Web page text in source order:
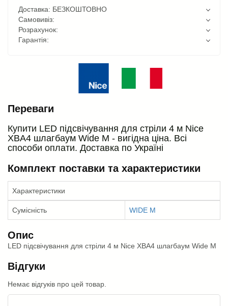
Доставка: БЕЗКОШТОВНО
Самовивіз:
Розрахунок:
Гарантія:
Переваги
Купити LED підсвічування для стріли 4 м Nice
XBA4 шлагбаум Wide M - вигідна ціна. Всі
способи оплати. Доставка по Україні
Комплект поставки та характеристики
Характеристики
Сумісність WIDE M
Опис
LED підсвічування для стріли 4 м Nice XBA4 шлагбаум Wide M
Відгуки
Немає відгуків про цей товар.